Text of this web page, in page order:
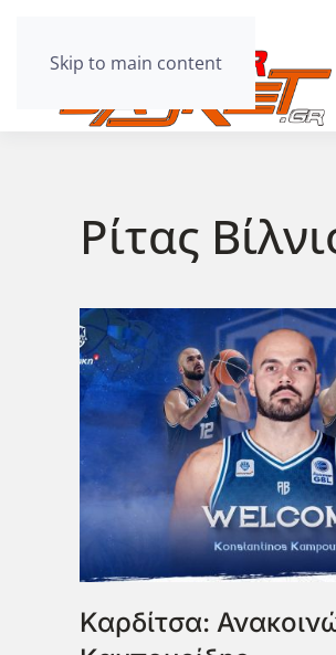
Skip to main content
Ρίτας
Καρδίτσα: